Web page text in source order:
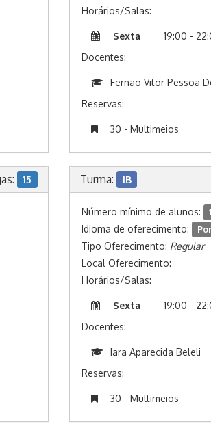
Horários/Salas:
Sexta
19:00 -
Docentes:
Fernao Vitor Pessoa
Reservas:
30 - Multimeios
15 Turma: IB
Número mínimo de alunos: 1
Idioma de oferecimento:
Tipo Oferecimento: Regular
Local Oferecimento:
Horários/Salas:
Sexta
19:00 -
Docentes:
Iara Aparecida Beleli
Reservas:
30 - Multimeios